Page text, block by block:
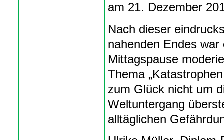
am 21. Dezember
Nach dieser
nahenden Endes
Mittagspause
Thema
zum Glück nicht um
Weltuntergang
alltäglichen